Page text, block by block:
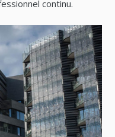
continu.